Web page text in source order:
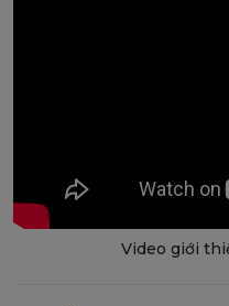
Video giới